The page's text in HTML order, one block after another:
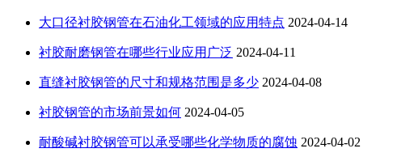
大口径衬胶钢管在石油化工领域的应用特点 2024-04-14
衬胶耐磨钢管在哪些行业应用广泛 2024-04-11
直缝衬胶钢管的尺寸和规格范围是多少 2024-04-08
衬胶钢管的市场前景如何 2024-04-05
耐酸碱衬胶钢管可以承受哪些化学物质的腐蚀 2024-04-02